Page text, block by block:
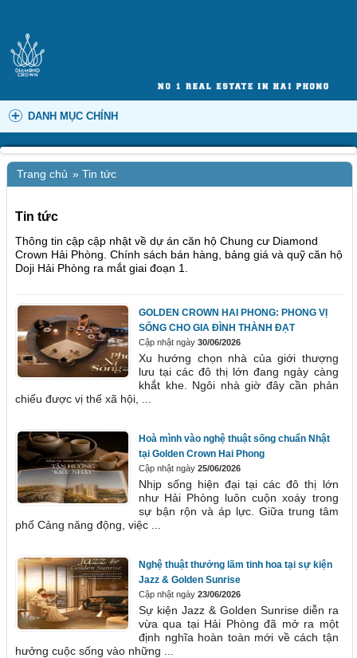
DANH MỤC CHÍNH
Trang chủ » Tin tức
Tin tức
Thông tin cập cập nhật về dự án căn hộ Chung cư Diamond
Crown Hải Phòng. Chính sách bán hàng, bảng giá và quỹ căn hộ
Doji Hải Phòng ra mắt giai đoạn 1.
GOLDEN CROWN HAI PHONG: PHONG VỊ
SỐNG CHO GIA ĐÌNH THÀNH ĐẠT
Cập nhật ngày 30/06/2026
Xu hướng chọn nhà của giới thượng
lưu tại các đô thị lớn đang ngày càng
khắt khe. Ngôi nhà giờ đây cần phản
chiếu được vị thế xã hội, ...
Hoà mình vào nghệ thuật sống chuẩn Nhật
tại Golden Crown Hai Phong
Cập nhật ngày 25/06/2026
Nhịp sống hiện đại tại các đô thị lớn
như Hải Phòng luôn cuộn xoáy trong
sự bận rộn và áp lực. Giữa trung tâm
phố Cảng năng động, việc ...
Nghệ thuật thưởng lãm tinh hoa tại sự kiện
Jazz & Golden Sunrise
Cập nhật ngày 23/06/2026
Sự kiện Jazz & Golden Sunrise diễn ra
vừa qua tại Hải Phòng đã mở ra một
định nghĩa hoàn toàn mới về cách tận
hưởng cuộc sống vào những ...